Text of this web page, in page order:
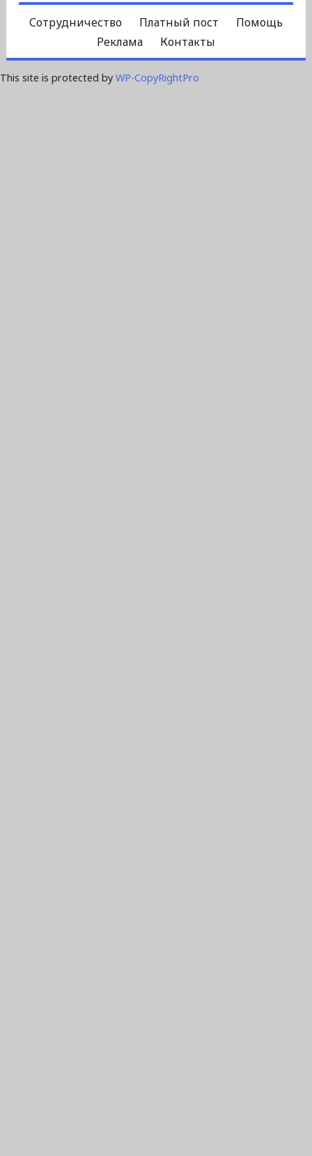
Сотрудничество Платный пост
Помощь
Реклама
Контакты
This site is protected by WP-CopyRightPro